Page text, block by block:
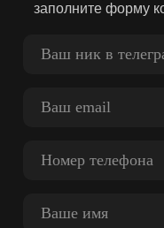
заполните форму